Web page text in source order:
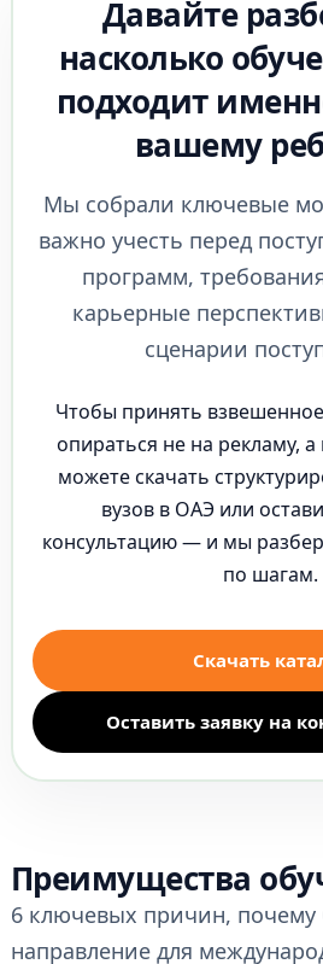
Давайте
насколько
подходит
вашему
Мы собрали ключевые
важно учесть перед
программ,
карьерные
сценарии
Чтобы принять
опираться не на рекламу,
можете скачать
вузов в ОАЭ или
консультацию — и мы
по шагам.
Скачать
Оставить заявку на
Преимущества
6 ключевых причин,
направление для